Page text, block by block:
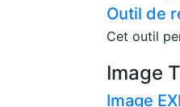
Outil de
Cet outil
Image
Image